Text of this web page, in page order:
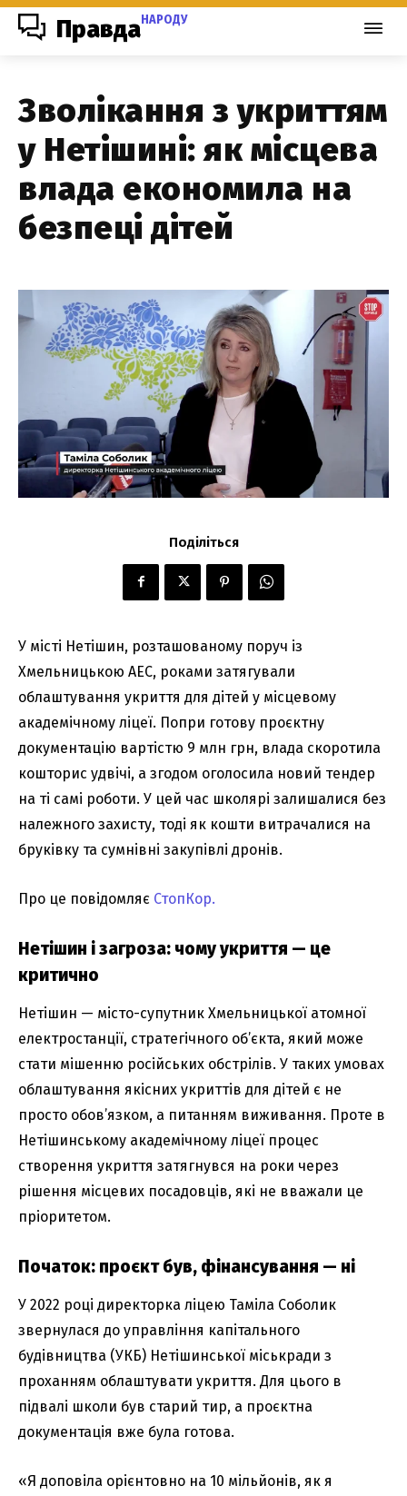
ПравдаНАРОДУ
Зволікання з укриттям
у Нетішині: як місцева
влада економила на
безпеці дітей
Поділіться
У місті Нетішин, розташованому поруч із
Хмельницькою АЕС, роками затягували
облаштування укриття для дітей у місцевому
академічному ліцеї. Попри готову проєктну
документацію вартістю 9 млн грн, влада скоротила
кошторис удвічі, а згодом оголосила новий тендер
на ті самі роботи. У цей час школярі залишалися без
належного захисту, тоді як кошти витрачалися на
бруківку та сумнівні закупівлі дронів.
Про це повідомляє СтопКор.
Нетішин і загроза: чому укриття — це
критично
Нетішин — місто-супутник Хмельницької атомної
електростанції, стратегічного об’єкта, який може
стати мішенню російських обстрілів. У таких умовах
облаштування якісних укриттів для дітей є не
просто обов’язком, а питанням виживання. Проте в
Нетішинському академічному ліцеї процес
створення укриття затягнувся на роки через
рішення місцевих посадовців, які не вважали це
пріоритетом.
Початок: проєкт був, фінансування — ні
У 2022 році директорка ліцею Таміла Соболик
звернулася до управління капітального
будівництва (УКБ) Нетішинської міськради з
проханням облаштувати укриття. Для цього в
підвалі школи був старий тир, а проєктна
документація вже була готова.
«Я доповіла орієнтовно на 10 мільйонів, як я